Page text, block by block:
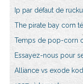
Ip par défaut de
The pirate bay com
Temps de pop-corn
Essayez-nous pour
Alliance vs exode